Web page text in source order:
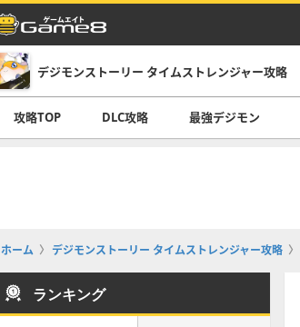
デジモンストーリー タイムストレンジャー攻略
攻略TOP DLC攻略 最強デジモン
ホーム デジモンストーリー タイムストレンジャー攻略
ランキング